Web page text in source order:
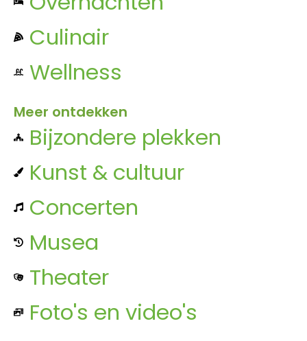
Culinair
Wellness
Meer ontdekken
Bijzondere plekken
Kunst & cultuur
Concerten
Musea
Theater
Foto's en video's